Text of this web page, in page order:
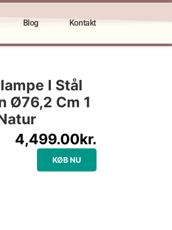
Blog Kontakt
I Stål
Ø76,2 Cm 1
4,499.00kr.
KØB NU